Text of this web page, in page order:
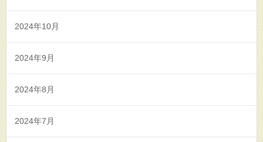
2024年10月
2024年9月
2024年8月
2024年7月